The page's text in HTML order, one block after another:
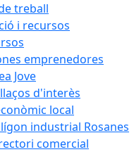
treball
i recursos
emprenedores
Jove
d'interès
local
industrial Rosanes
comercial